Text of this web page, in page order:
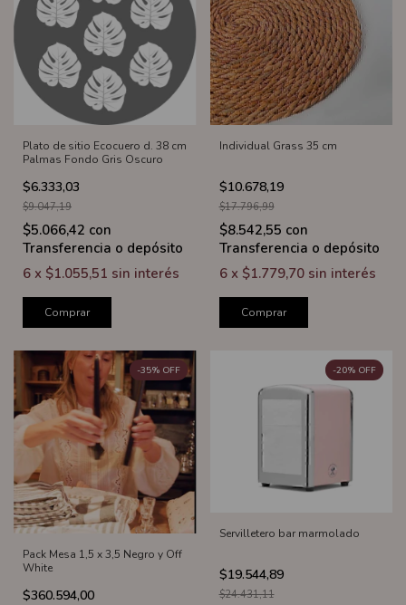
Plato de sitio Ecocuero d. 38 cm
Palmas Fondo Gris Oscuro
$6.333,03
$9.047,19
$5.066,42 con
Transferencia o depósito
6 x $1.055,51 sin interés
Comprar
Individual Grass 35 cm
$10.678,19
$17.796,99
$8.542,55 con
Transferencia o depósito
6 x $1.779,70 sin interés
Comprar
Pack Mesa 1,5 x 3,5 Negro y Off
White
$360.594,00
-35% OFF
Servilletero bar marmolado
$19.544,89
-20% OFF
$24.431,11